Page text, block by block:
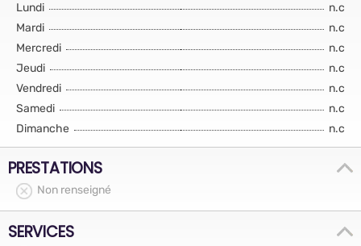
Lundi
n.c
Mardi
n.c
Mercredi
n.c
Jeudi
n.c
Vendredi
n.c
Samedi
n.c
Dimanche
n.c
PRESTATIONS
Non renseigné
SERVICES